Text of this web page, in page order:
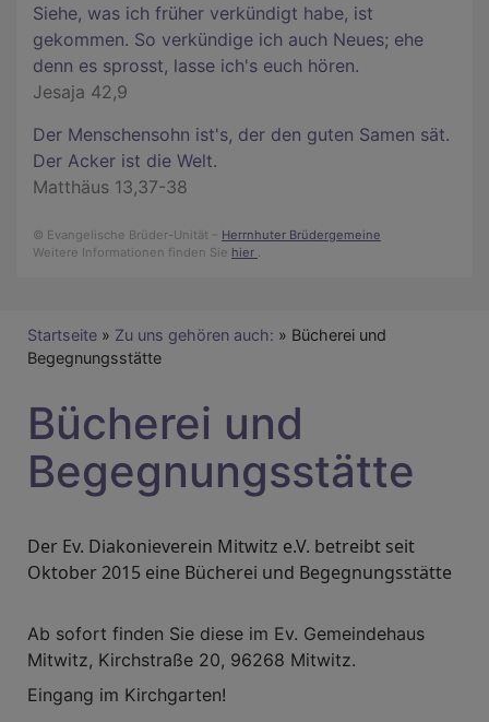
Siehe, was ich früher verkündigt habe, ist
gekommen. So verkündige ich auch Neues; ehe
denn es sprosst, lasse ich's euch hören.
Jesaja 42,9
Der Menschensohn ist's, der den guten Samen sät.
Der Acker ist die Welt.
Matthäus 13,37-38
© Evangelische Brüder-Unität – Herrnhuter Brüdergemeine
Weitere Informationen finden Sie hier .
Breadcrumb
Startseite Zu uns gehören auch:
Bücherei und
Begegnungsstätte
Bücherei und
Begegnungsstätte
Der Ev. Diakonieverein Mitwitz e.V. betreibt seit
Oktober 2015 eine Bücherei und Begegnungsstätte
Ab sofort finden Sie diese im Ev. Gemeindehaus
Mitwitz, Kirchstraße 20, 96268 Mitwitz.
Eingang im Kirchgarten!